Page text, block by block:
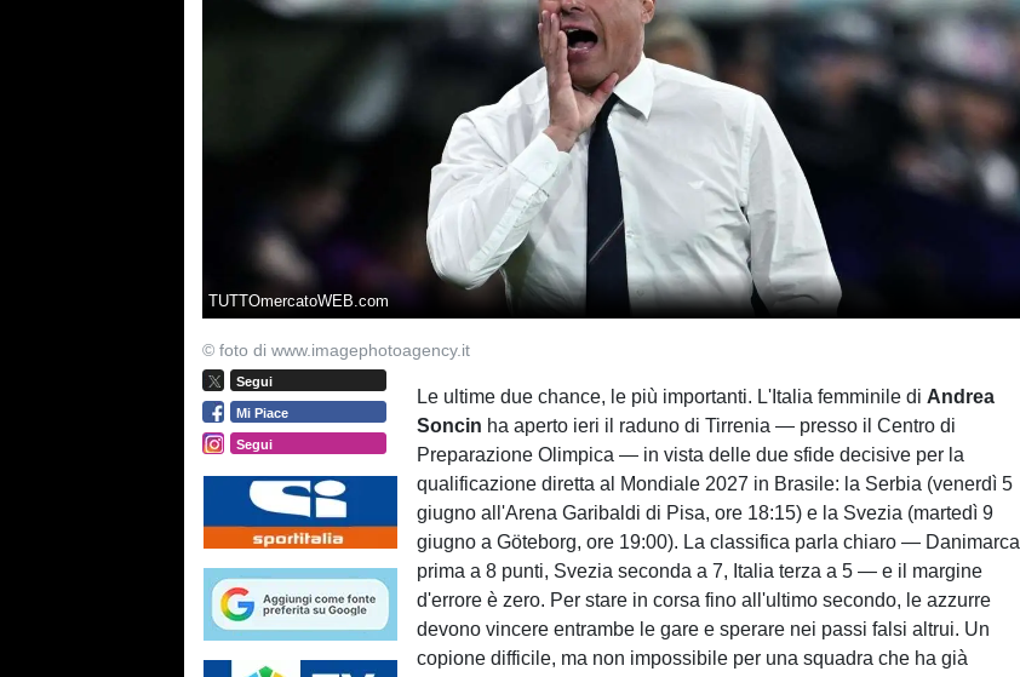
TUTTOmercatoWEB.com
© foto di www.imagephotoagency.it
Segui
Mi Piace
Segui
Le ultime due chance, le più importanti. L'Italia femminile di Andrea
Soncin ha aperto ieri il raduno di Tirrenia — presso il Centro di
Preparazione Olimpica — in vista delle due sfide decisive per la
qualificazione diretta al Mondiale 2027 in Brasile: la Serbia (venerdì 5
giugno all'Arena Garibaldi di Pisa, ore 18:15) e la Svezia (martedì 9
giugno a Göteborg, ore 19:00). La classifica parla chiaro — Danimarca
prima a 8 punti, Svezia seconda a 7, Italia terza a 5 — e il margine
d'errore è zero. Per stare in corsa fino all'ultimo secondo, le azzurre
devono vincere entrambe le gare e sperare nei passi falsi altrui. Un
copione difficile, ma non impossibile per una squadra che ha già